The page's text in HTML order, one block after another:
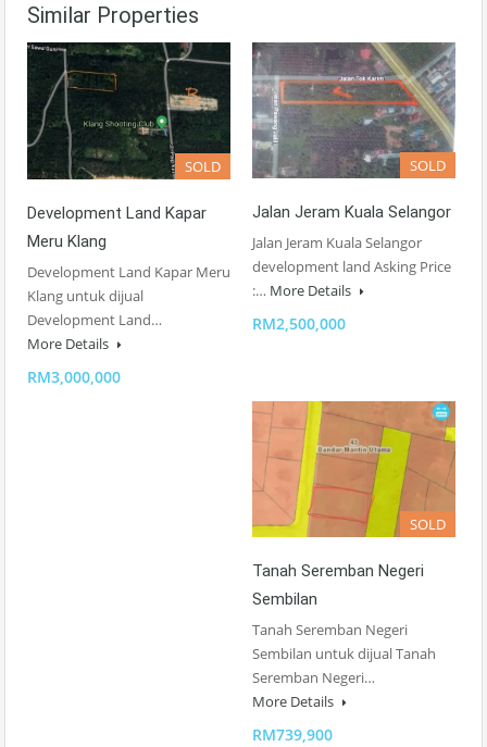
Similar Properties
SOLD
Development Land Kapar
Meru Klang
Development Land Kapar Meru
Klang untuk dijual
Development Land…
More Details
RM3,000,000
SOLD
Jalan Jeram Kuala Selangor
Jalan Jeram Kuala Selangor
development land Asking Price
:… More Details
RM2,500,000
SOLD
Tanah Seremban Negeri
Sembilan
Tanah Seremban Negeri
Sembilan untuk dijual Tanah
Seremban Negeri…
More Details
RM739,900